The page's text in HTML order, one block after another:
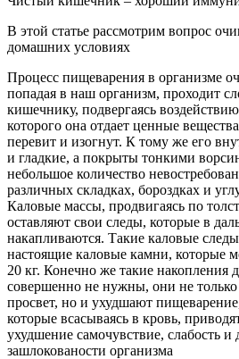
В этой статье рассмотрим вопрос
домашних условиях
Процесс пищеварения в организме
попадая в наш организм, проходит
кишечнику, подвергаясь
которого она отдает ценные
перевит и изогнут. К тому же его
и гладкие, а покрыты тонкими
небольшое количество
различных складках, бороздках и
Каловые массы, продвигаясь по
оставляют свои следы, которые в
накапливаются. Такие каловые
настоящие каловые камни, которые
20 кг. Конечно же такие накопления
совершенно не нужны, они не
просвет, но и ухудшают
которые всасываясь в кровь,
ухудшение самочувствие, слабость и
зашлокованости организма